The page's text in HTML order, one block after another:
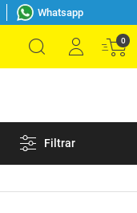
Whatsapp
0
Filtrar